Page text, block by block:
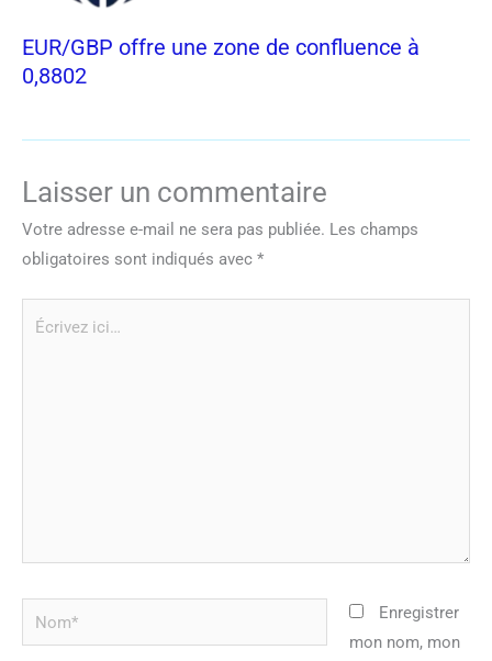
EUR/GBP offre une zone de confluence à
0,8802
Laisser un commentaire
Votre adresse e-mail ne sera pas publiée. Les champs
obligatoires sont indiqués avec *
Nom*
Enregistrer
mon nom, mon